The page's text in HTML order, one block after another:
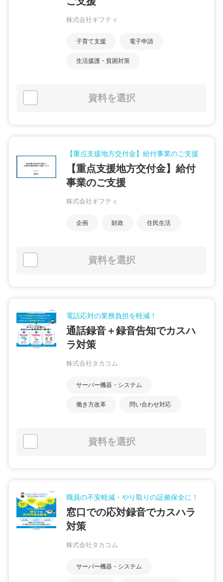
株式会社ギフティ
子育て支援 電子申請
生活援護・貧困対策
資料を選択
【重点支援地方交付金】給付事業のご支援
【重点支援地方交付金】給付
事業のご支援
株式会社ギフティ
企画 財政 住民生活
資料を選択
電話応対の業務負担を軽減！
通話録音＋録音告知でカスハ
ラ対策
株式会社タカコム
サーバー機器・システム
働き方改革 問い合わせ対応
資料を選択
職員の不安軽減・やり取りの証拠保全に！
窓口での応対録音でカスハラ
対策
株式会社タカコム
サーバー機器・システム